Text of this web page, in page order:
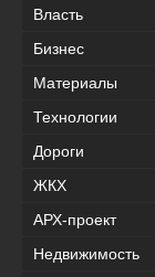
Власть
Бизнес
Материалы
Технологии
Дороги
ЖКХ
АРХ-проект
Недвижимость